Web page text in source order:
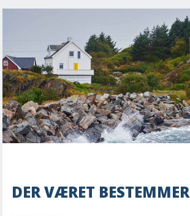
DER VÆRET BESTEMMER